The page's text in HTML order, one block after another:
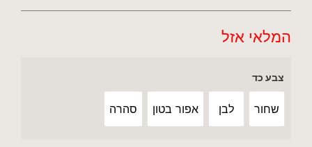
המלאי אזל
צבע כד
שחור לבן אפור בטון סהרה